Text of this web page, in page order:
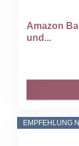
Amazon
und...
EMPFEHLUNG